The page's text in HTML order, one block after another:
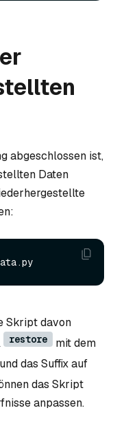
abgeschlossen ist,
Daten
Skript davon
restore
mit dem
das Suffix auf
das Skript
anpassen.